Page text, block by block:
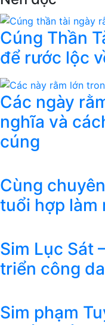
Cúng Thần
để rước lộc
Các ngày
nghĩa và
cúng
Cùng
tuổi hợp làm
Sim Lục Sát
triển công
Sim phạm